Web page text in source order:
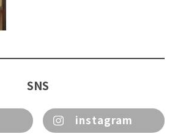
SNS
instagram